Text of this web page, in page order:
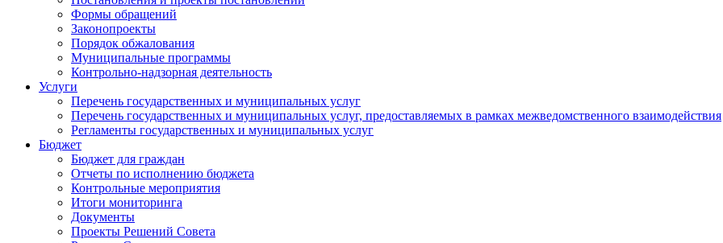
Формы обращений
Законопроекты
Порядок обжалования
Муниципальные программы
Контрольно-надзорная деятельность
Услуги
Перечень государственных и муниципальных услуг
Перечень государственных и муниципальных услуг, предоставляемых в рамках межведомственного взаимодействия
Регламенты государственных и муниципальных услуг
Бюджет
Бюджет для граждан
Отчеты по исполнению бюджета
Контрольные мероприятия
Итоги мониторинга
Документы
Проекты Решений Совета